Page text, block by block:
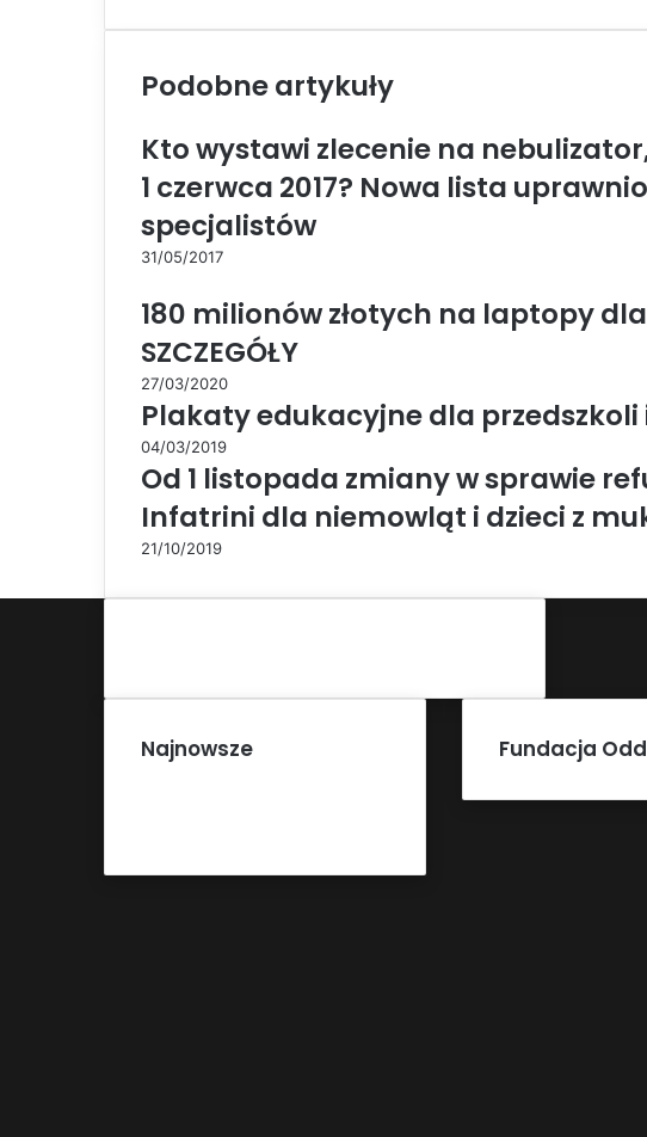
Podobne artykuły
Kto wystawi zlecenie na
1 czerwca 2017? Nowa lista
specjalistów
31/05/2017
180 milionów złotych na laptopy
SZCZEGÓŁY
27/03/2020
Plakaty edukacyjne dla przedszkoli
04/03/2019
Od 1 listopada zmiany w sprawie
Infatrini dla niemowląt i dzieci z
21/10/2019
Najnowsze Fundacja